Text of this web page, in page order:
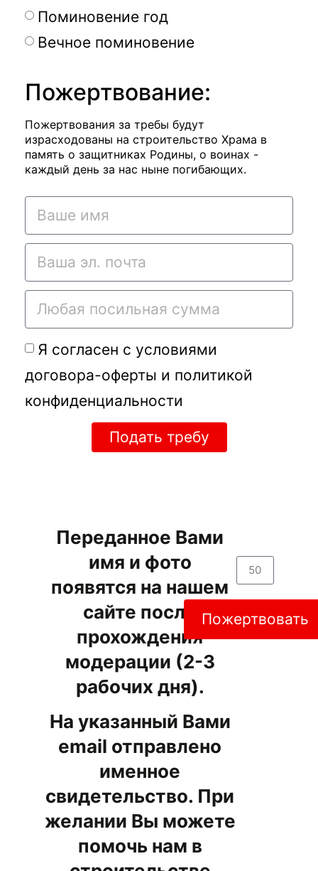
Поминовение год
Вечное поминовение
Пожертвование:
Пожертвования за требы будут
израсходованы на строительство Храма в
память о защитниках Родины, о воинах -
каждый день за нас ныне погибающих.
Я согласен с условиями
договора-оферты и политикой
конфиденциальности
Подать требу
Переданное Вами
имя и фото
появятся на нашем
сайте после
прохождения
модерации (2-3
рабочих дня).
На указанный Вами
email отправлено
именное
свидетельство. При
желании Вы можете
помочь нам в
Пожертвовать